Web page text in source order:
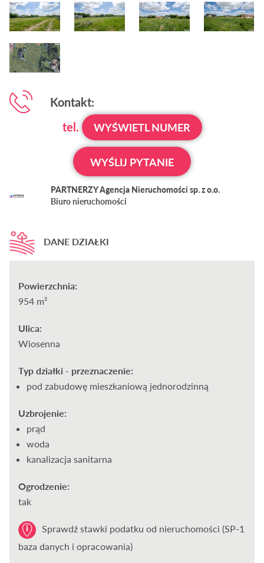
Kontakt:
tel.
WYŚWIETL NUMER
WYŚLIJ PYTANIE
PARTNERZY Agencja Nieruchomości sp. z o.o.
Biuro nieruchomości
DANE DZIAŁKI
Powierzchnia:
954 m²
Ulica:
Wiosenna
Typ działki - przeznaczenie:
pod zabudowę mieszkaniową jednorodzinną
Uzbrojenie:
prąd
woda
kanalizacja sanitarna
Ogrodzenie:
tak
Sprawdź stawki podatku od nieruchomości (SP-1
baza danych i opracowania)